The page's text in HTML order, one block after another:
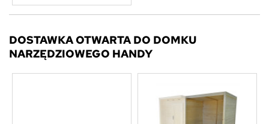
DOSTAWKA OTWARTA DO DOMKU
NARZĘDZIOWEGO HANDY